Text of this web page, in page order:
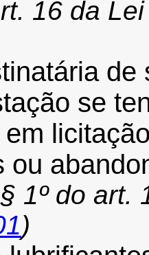
16 da
se
ou
1º do art.
)